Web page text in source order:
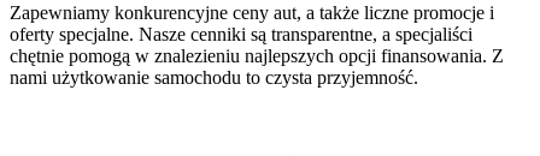
Zapewniamy konkurencyjne ceny aut, a także liczne promocje i
oferty specjalne. Nasze cenniki są transparentne, a specjaliści
chętnie pomogą w znalezieniu najlepszych opcji finansowania. Z
nami użytkowanie samochodu to czysta przyjemność.